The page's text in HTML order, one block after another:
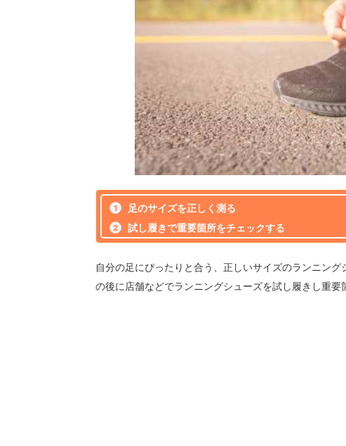
足のサイズを正しく測る
試し履きで重要箇所をチェックする
自分の足にぴったりと合う、正しいサイズのランニン
の後に店舗などでランニングシューズを試し履きし重要